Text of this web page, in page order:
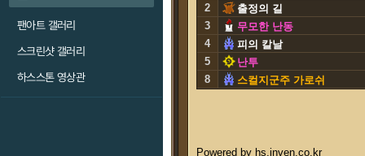
팬아트 갤러리
스크린샷 갤러리
하스스톤 영상관
2
출정의 길
3
무모한 난동
4
피의 칼날
5
난투
8
스컬지군주 가로쉬